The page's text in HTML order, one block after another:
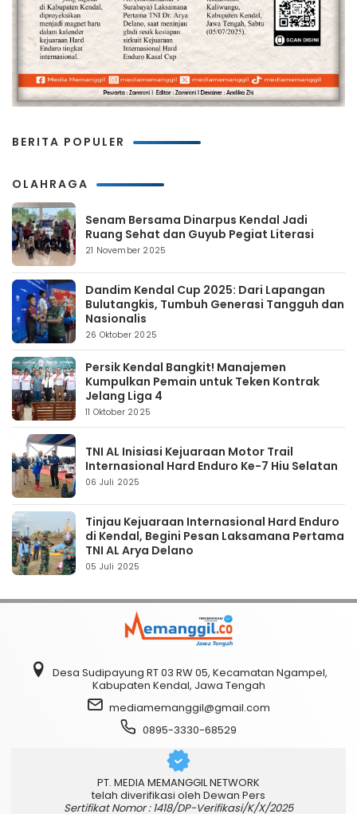
BERITA POPULER
OLAHRAGA
Senam Bersama Dinarpus Kendal Jadi
Ruang Sehat dan Guyub Pegiat Literasi
21 November 2025
Dandim Kendal Cup 2025: Dari Lapangan
Bulutangkis, Tumbuh Generasi Tangguh dan
Nasionalis
26 Oktober 2025
Persik Kendal Bangkit! Manajemen
Kumpulkan Pemain untuk Teken Kontrak
Jelang Liga 4
11 Oktober 2025
TNI AL Inisiasi Kejuaraan Motor Trail
Internasional Hard Enduro Ke-7 Hiu Selatan
06 Juli 2025
Tinjau Kejuaraan Internasional Hard Enduro
di Kendal, Begini Pesan Laksamana Pertama
TNI AL Arya Delano
05 Juli 2025
Desa Sudipayung RT 03 RW 05, Kecamatan Ngampel,
Kabupaten Kendal, Jawa Tengah
mediamemanggil@gmail.com
0895-3330-68529
PT. MEDIA MEMANGGIL NETWORK
telah diverifikasi oleh Dewan Pers
Sertifikat Nomor : 1418/DP-Verifikasi/K/X/2025